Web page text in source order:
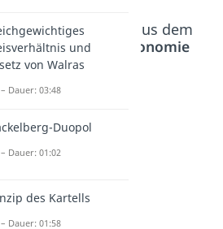
Beliebte Inhalte aus dem
BereichMikroökonomie
Nutzen
funktio
Indiffe
rven
Grenzr
ate der
Substit
ution
und
von Walras
Dauer: 03:48
Duopol
Dauer: 01:02
des Kartells
Dauer: 01:58